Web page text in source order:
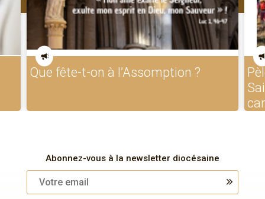
Que fête-t-on à l’Assomption ?
Abonnez-vous à la newsletter diocésaine